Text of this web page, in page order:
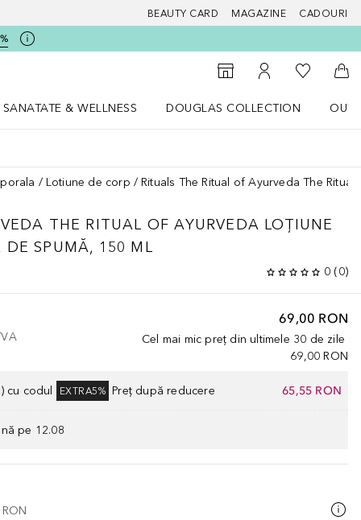
BEAUTY CARD MAGAZINE CADOURI
Către Găsire magazin
Către Contul meu
Către
SANATATE & WELLNESS
DOUGLAS COLLECTION
Lotiune de corp Rituals The Ritual of Ayurveda The
THE RITUAL OF AYURVEDA LOȚIUNE
DE SPUMĂ, 150 ML
0 (0)
69,00 RON
Cel mai mic preț din ultimele 30 de zile
69,00 RON
cu codul EXTRA5% Preț după reducere 65,55 RON
pe 12.08